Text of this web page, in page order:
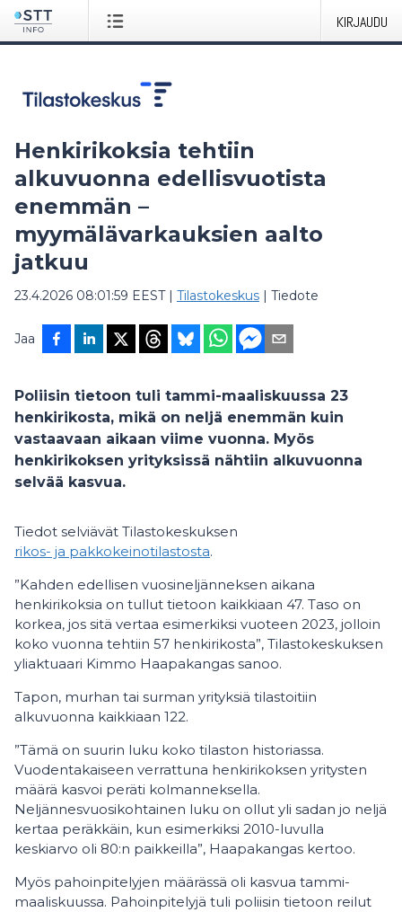
KIRJAUDU
Henkirikoksia tehtiin
alkuvuonna edellisvuotista
enemmän –
myymälävarkauksien aalto
jatkuu
23.4.2026 08:01:59 EEST| Tilastokeskus | Tiedote
Jaa
Poliisin tietoon tuli tammi-maaliskuussa 23
henkirikosta, mikä on neljä enemmän kuin
vastaavaan aikaan viime vuonna. Myös
henkirikoksen yrityksissä nähtiin alkuvuonna
selvää kasvua.
Tiedot selviävät Tilastokeskuksen
rikos- ja pakkokeinotilastosta.
”Kahden edellisen vuosineljänneksen aikana
henkirikoksia on tullut tietoon kaikkiaan 47. Taso on
korkea, jos sitä vertaa esimerkiksi vuoteen 2023, jolloin
koko vuonna tehtiin 57 henkirikosta”, Tilastokeskuksen
yliaktuaari Kimmo Haapakangas sanoo.
Tapon, murhan tai surman yrityksiä tilastoitiin
alkuvuonna kaikkiaan 122.
”Tämä on suurin luku koko tilaston historiassa.
Vuodentakaiseen verrattuna henkirikoksen yritysten
määrä kasvoi peräti kolmanneksella.
Neljännesvuosikohtainen luku on ollut yli sadan jo neljä
kertaa peräkkäin, kun esimerkiksi 2010-luvulla
keskiarvo oli 80:n paikkeilla”, Haapakangas kertoo.
Myös pahoinpitelyjen määrässä oli kasvua tammi-
maaliskuussa. Pahoinpitelyjä tuli poliisin tietoon reilut